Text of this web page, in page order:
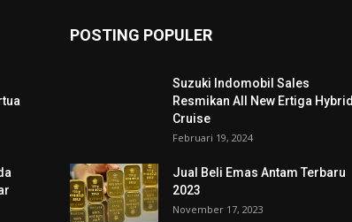
POSTING POPULER
Suzuki Indomobil Sales
Resmikan All New Ertiga Hybrid
Cruise
Februari 19, 2024
Jual Beli Emas Antam Terbaru
2023
November 17, 2023